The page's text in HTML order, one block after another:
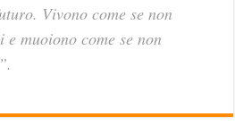
Vivono come se non
e muoiono come se non